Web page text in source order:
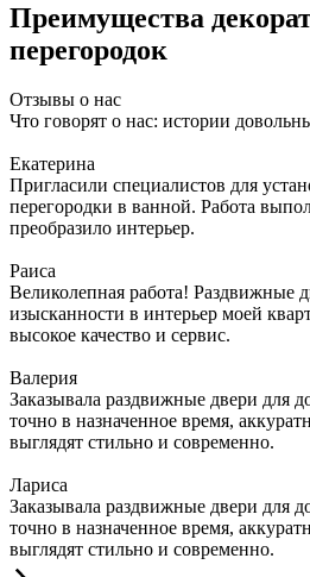
Преимущества
перегородок
Отзывы о нас
Что говорят о нас: истории
Екатерина
Пригласили специалистов для
перегородки в ванной. Работа
преобразило интерьер.
Раиса
Великолепная работа! Раздвижные
изысканности в интерьер моей
высокое качество и сервис.
Валерия
Заказывала раздвижные двери для
точно в назначенное время,
выглядят стильно и современно.
Лариса
Заказывала раздвижные двери для
точно в назначенное время,
выглядят стильно и современно.